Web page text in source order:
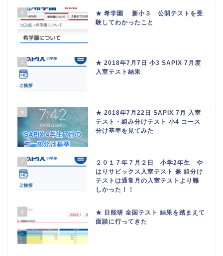
4
★ 希学園 新小３ 公開テストを受
験してわかったこと
5
★ 2018年7月7日 小3 SAPIX 7月度
入室テスト結果
6
★ 2018年7月22日 SAPIX 7月 入室
テスト・組み分けテスト 小4 コース
分け基準を見てみた
7
２０１７年７月２日 小学2年生 や
はりサピックス入室テスト 兼 組分け
テストは通常月の入室テストより難
しかった！！
8
★ 日能研 全国テスト 結果を踏まえて
面談に行ってきた